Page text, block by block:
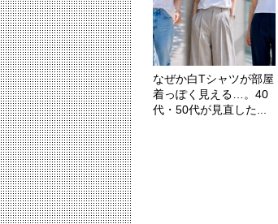
なぜか白Tシャツが部屋
着っぽく見える…。40
代・50代が見直した...